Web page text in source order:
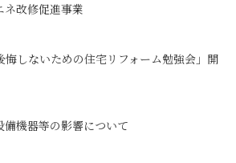
改修促進事業
悔しないための住宅リフォーム勉強会」開
機器等の影響について